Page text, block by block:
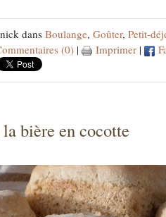
dans Boulange, Goûter, Petit-
(0) | Imprimer |
bière en cocotte